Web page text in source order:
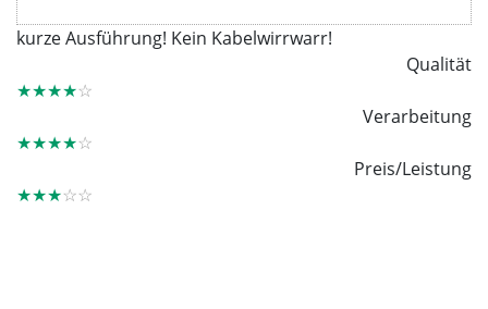
kurze Ausführung! Kein Kabelwirrwarr!
Qualität
★★★★☆
Verarbeitung
★★★★☆
Preis/Leistung
★★★☆☆